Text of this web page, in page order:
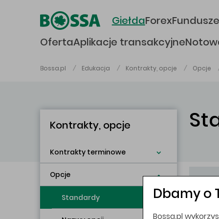
GiełdaForexFundusze
OfertaAplikacje transakcyjne
Bossa.pl Edukacja Kontrakty, opcje Opcje
Kontrakty, opcje
Kontrakty terminowe
Opcje
Standardy
Główna treść
Nazwa
Dbamy o
Bossa.pl